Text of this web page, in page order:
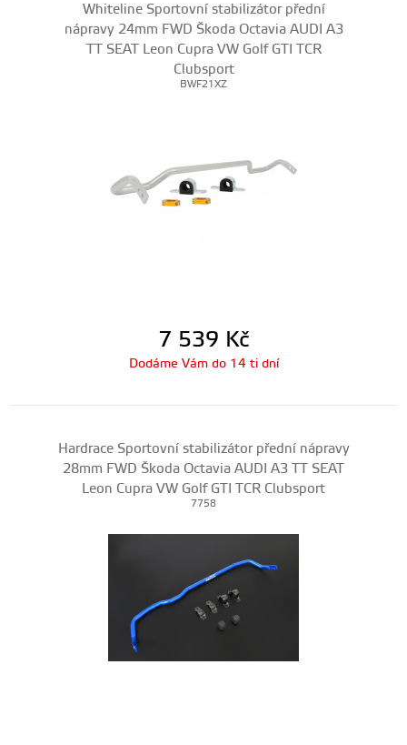
Whiteline Sportovní stabilizátor přední
nápravy 24mm FWD Škoda Octavia AUDI A3
TT SEAT Leon Cupra VW Golf GTI TCR
Clubsport
BWF21XZ
7 539 Kč
Dodáme Vám do 14 ti dní
Hardrace Sportovní stabilizátor přední nápravy
28mm FWD Škoda Octavia AUDI A3 TT SEAT
Leon Cupra VW Golf GTI TCR Clubsport
7758